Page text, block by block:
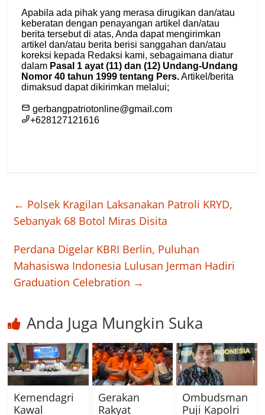
← Polsek Kragilan Laksanakan Patroli KRYD,
Sebanyak 68 Botol Miras Disita
Perdana Digelar KBRI Berlin, Puluhan
Mahasiswa Indonesia Lulusan Jerman Hadiri
Graduation Celebration →
Anda Juga Mungkin Suka
Kemendagri
Kawal
Gerakan
Rakyat
Ombudsman
Puji Kapolri